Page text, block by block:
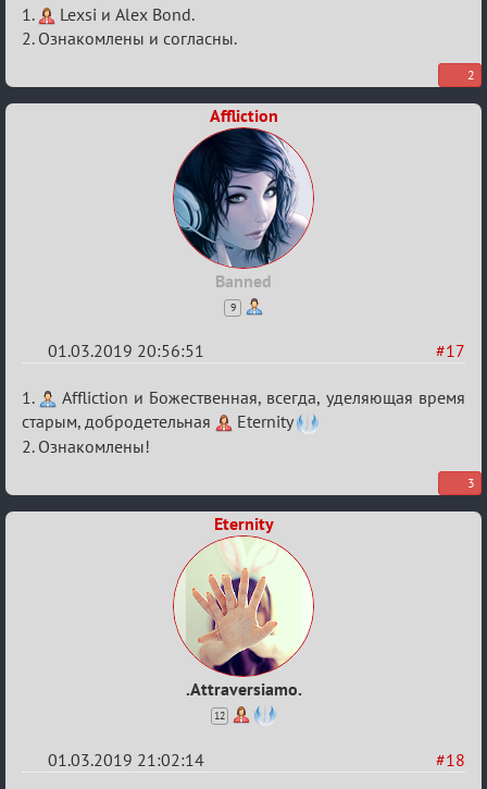
Re:
IX
Пар
1.
Lexsi и Alex Bond.
2. Ознакомлены и согласны.
2
Affliction
Banned
9
#17
01.03.2019 20:56:51
Re:
IX
Турнир
1.
Affliction и Божественная, всегда, уделяющая время
старым, добродетельная
Eternity
2. Ознакомлены!
3
Eternity
.Attraversiamo.
12
#18
01.03.2019 21:02:14